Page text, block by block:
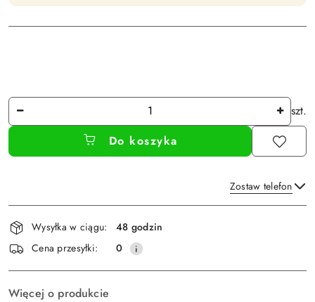
Ilość
szt.
Do koszyka
Zostaw telefon
Wyślij
Dostępność
i
dostawa
Wysyłka w ciągu:
48 godzin
Cena przesyłki:
0
Więcej o produkcie